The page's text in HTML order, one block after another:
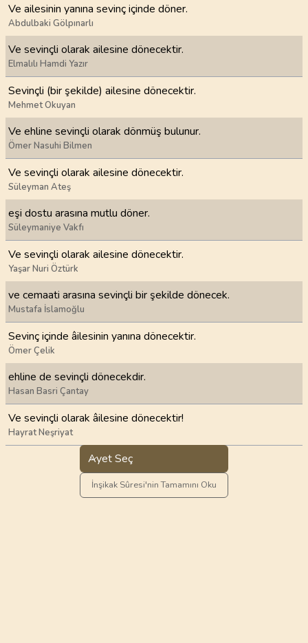
Ve ailesinin yanına sevinç içinde döner.
Abdulbaki Gölpınarlı
Ve sevinçli olarak ailesine dönecektir.
Elmalılı Hamdi Yazır
Sevinçli (bir şekilde) ailesine dönecektir.
Mehmet Okuyan
Ve ehline sevinçli olarak dönmüş bulunur.
Ömer Nasuhi Bilmen
Ve sevinçli olarak ailesine dönecektir.
Süleyman Ateş
eşi dostu arasına mutlu döner.
Süleymaniye Vakfı
Ve sevinçli olarak ailesine dönecektir.
Yaşar Nuri Öztürk
ve cemaati arasına sevinçli bir şekilde dönecek.
Mustafa İslamoğlu
Sevinç içinde âilesinin yanına dönecektir.
Ömer Çelik
ehline de sevinçli dönecekdir.
Hasan Basri Çantay
Ve sevinçli olarak âilesine dönecektir!
Hayrat Neşriyat
Ayet Seç
İnşikak Sûresi'nin Tamamını Oku